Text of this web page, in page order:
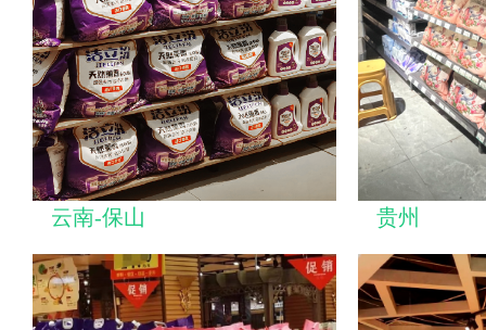
云南-保山 贵州